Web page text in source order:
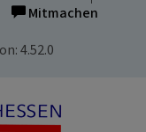
Mitmachen
4.52.0